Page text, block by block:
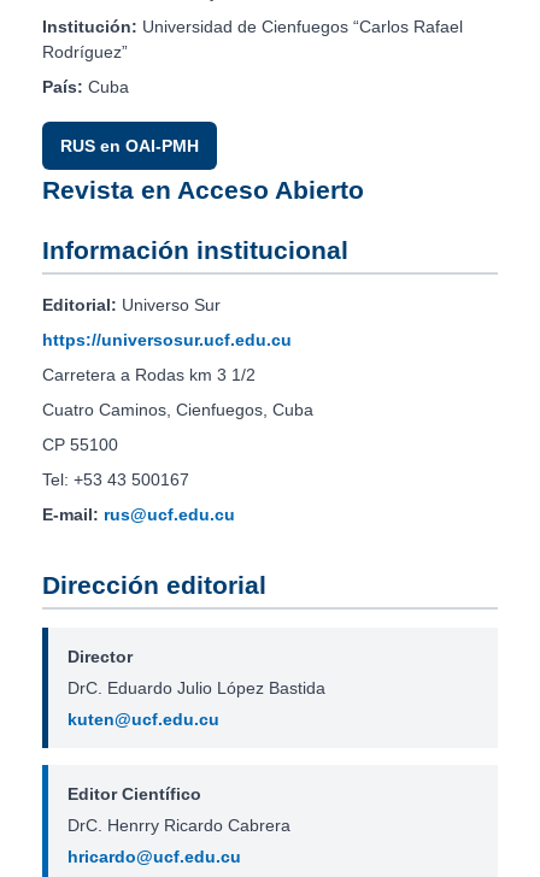
Institución: Universidad de Cienfuegos “Carlos Rafael
Rodríguez”
País: Cuba
RUS en OAI-PMH
Revista en Acceso Abierto
Información institucional
Editorial: Universo Sur
https://universosur.ucf.edu.cu
Carretera a Rodas km 3 1/2
Cuatro Caminos, Cienfuegos, Cuba
CP 55100
Tel: +53 43 500167
E-mail: rus@ucf.edu.cu
Dirección editorial
Director
DrC. Eduardo Julio López Bastida
kuten@ucf.edu.cu
Editor Científico
DrC. Henrry Ricardo Cabrera
hricardo@ucf.edu.cu